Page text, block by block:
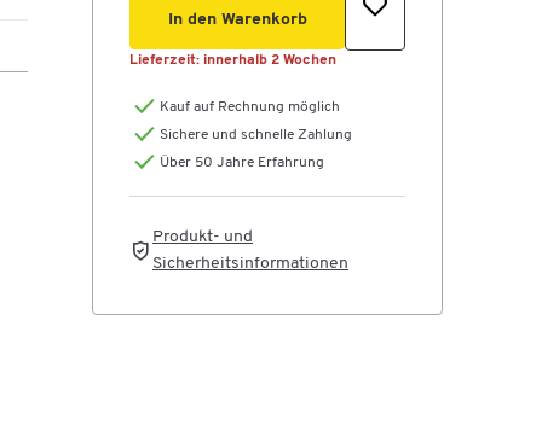
In den Warenkorb
Lieferzeit: innerhalb 2 Wochen
Kauf auf Rechnung möglich
Sichere und schnelle Zahlung
Über 50 Jahre Erfahrung
Produkt- und
Sicherheitsinformationen